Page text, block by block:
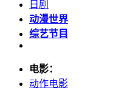
日剧
动漫世界
综艺节目
电影：
动作电影